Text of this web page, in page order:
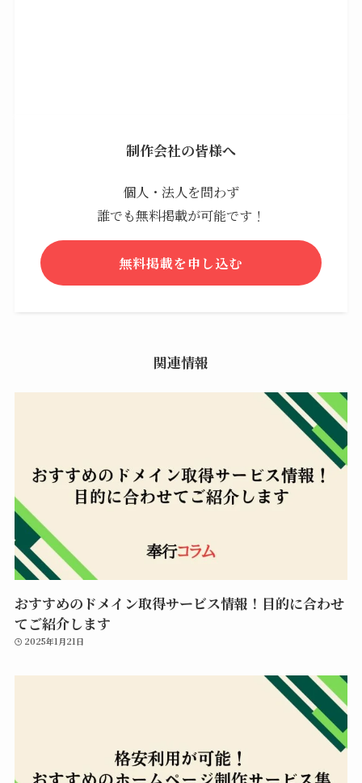
制作会社の皆様へ
個人・法人を問わず
誰でも無料掲載が可能です！
無料掲載を申し込む
関連情報
おすすめのドメイン取得サービス情報！目的に合わせ
てご紹介します
2025年1月21日